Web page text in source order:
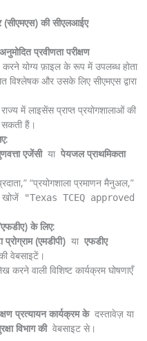
की सीएलआईए
अनुमोदित प्रवीणता परीक्षण
योग्य फ़ाइल के रूप में उपलब्ध होता
विश्लेषक और उसके लिए सीएमएस द्वारा
में लाइसेंस प्राप्त प्रयोगशालाओं की
सकती हैं।
एजेंसीयापेयजल प्राथमिकता
“प्रयोगशाला प्रमाणन मैनुअल,”
खोजें
"Texas TCEQ approved
एफडीए) के लिए:
(एमडीपी) याएफडीए
वेबसाइटें।
करने वाली विशिष्ट कार्यक्रम घोषणाएँ
प्रत्यायन कार्यक्रम केदस्तावेज़ या
विभाग कीवेबसाइट से।